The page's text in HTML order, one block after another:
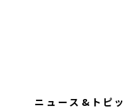
ニュース&トピ